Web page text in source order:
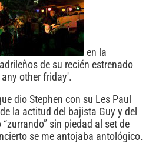
en la
de su recién estrenado
other friday'.
dio Stephen con su Les Paul
la actitud del bajista Guy y del
sin piedad al set de
se me antojaba antológico.